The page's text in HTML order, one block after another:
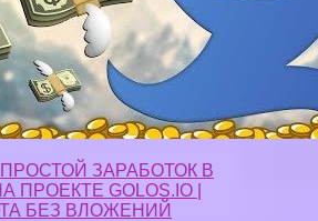
ЗАРАБОТОК В
ПРОЕКТЕ GOLOS.IO |
БЕЗ ВЛОЖЕНИЙ